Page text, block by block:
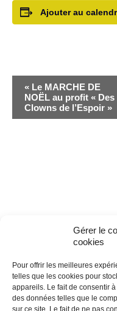
Gérer le
cookies
Pour offrir les meilleures
telles que les cookies pour
appareils. Le fait de consentir
des données telles que le
sur ce site. Le fait de ne pas
Ajouter au
N
o
n
É
« Le MARCHE DE
NOËL au profit « Des
Clowns de l’Espoir »